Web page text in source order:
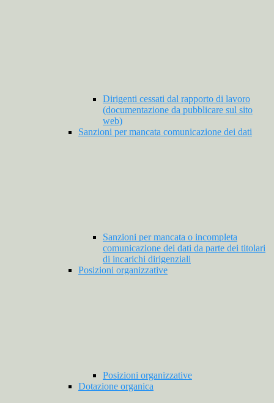
Dirigenti cessati dal rapporto di lavoro
(documentazione da pubblicare sul sito
web)
Sanzioni per mancata comunicazione dei dati
Sanzioni per mancata o incompleta
comunicazione dei dati da parte dei titolari
di incarichi dirigenziali
Posizioni organizzative
Posizioni organizzative
Dotazione organica